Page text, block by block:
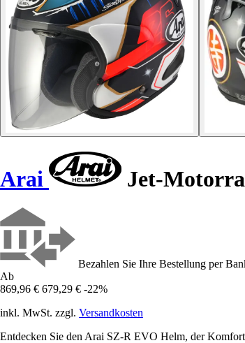
Arai Jet-
Bezahlen Sie Ihre Bestellung per
Ab
869,96 € 679,29 € -22%
inkl. MwSt. zzgl. Versandkosten
Entdecken Sie den Arai SZ-R EVO Helm, der